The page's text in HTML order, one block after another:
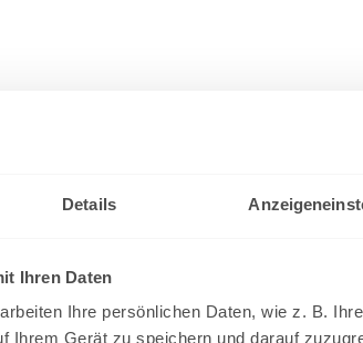
Details
Ihren Daten
Ihre persönlichen Daten, wie z. B.
Ihrem Gerät zu speichern und darauf